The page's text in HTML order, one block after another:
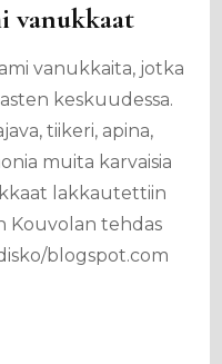
vanukkaat
vanukkaita, jotka
keskuudessa.
tiikeri, apina,
muita karvaisia
lakkautettiin
Kouvolan tehdas
blogspot.com